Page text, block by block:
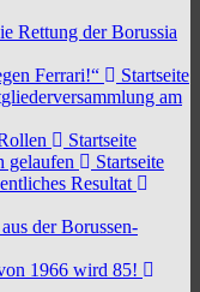
Rettung der Borussia
Ferrari!“
Startseite
am
Startseite
gelaufen
Startseite
Resultat
der Borussen-
1966 wird 85!